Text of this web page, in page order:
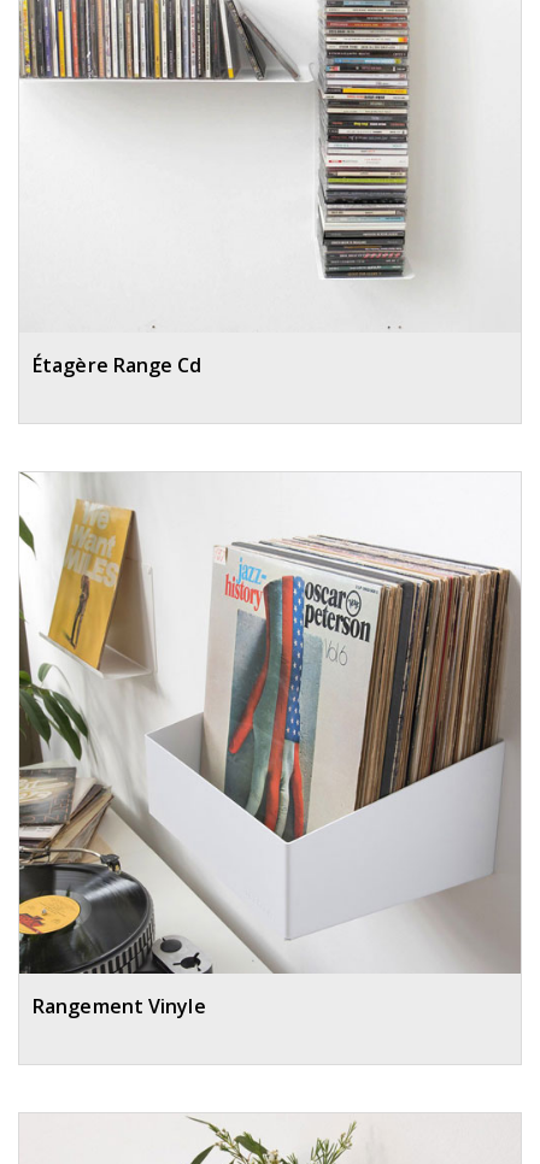
Étagère Range Cd
Rangement Vinyle